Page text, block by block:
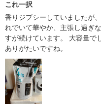
これ一択
香りジプシーしていましたが
れでいて華やか、主張し過ぎ
すが続けています。 大容量で
ありがたいですね。